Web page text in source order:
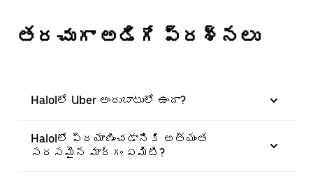
తరచుగా అడిగే ప్రశ్నలు
Halolలో Uber అందుబాటులో ఉందా?
Halolలో ప్రయాణించడానికి అత్యంత
సరసమైన మార్గం ఏమిటి?